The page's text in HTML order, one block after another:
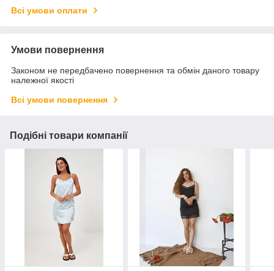
Всі умови оплати
Умови повернення
Законом не передбачено повернення та обмін даного товару
належної якості
Всі умови повернення
Подібні товари компанії